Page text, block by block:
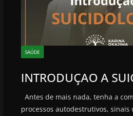
SAÚDE
INTRODUÇAO A
Antes de mais nada, tenha a
processos autodestrutivos, sinais